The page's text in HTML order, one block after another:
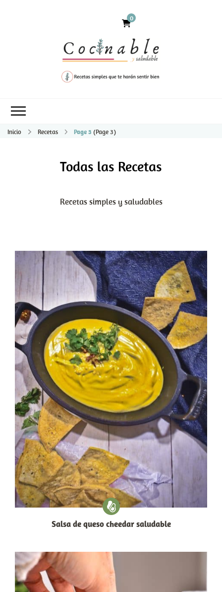
0
Inicio Recetas Page 3 (Page 3)
Todas las Recetas
Recetas simples y saludables
Salsa de queso cheedar saludable